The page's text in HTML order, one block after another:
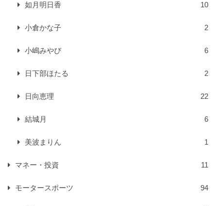
如月明日香 10
小倉かな子 2
小嶋みやび 6
日下部ほたる 2
日向恵理 22
結城月 6
美波まりん 1
マネー・投資 11
モータースポーツ 94